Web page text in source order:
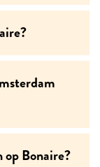
op Bonaire?